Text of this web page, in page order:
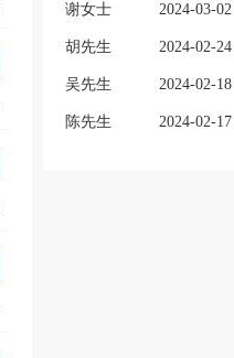
谢女士 2024-03-02
胡先生 2024-02-24
吴先生 2024-02-18
陈先生 2024-02-17